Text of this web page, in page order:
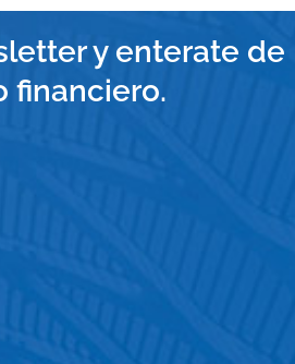
y enterate de
financiero.